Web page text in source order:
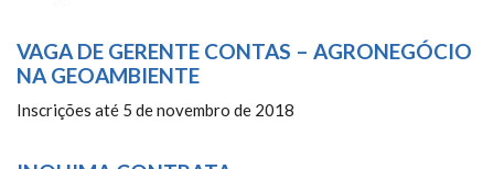
VAGA DE GERENTE CONTAS – AGRONEGÓCIO
NA GEOAMBIENTE
Inscrições até 5 de novembro de 2018